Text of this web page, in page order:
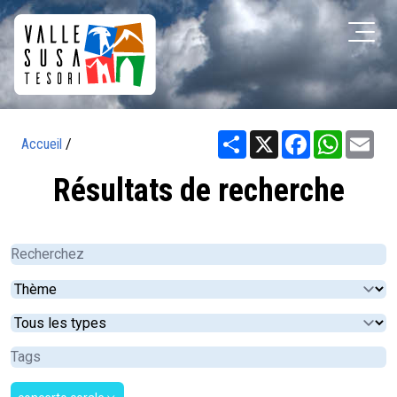
Accueil / Share X Facebook
Résultats de recherche